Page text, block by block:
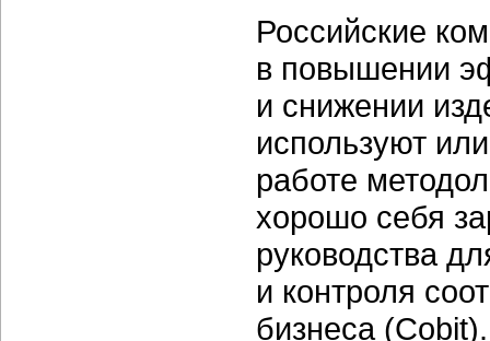
Российские
в повышении
и снижении
используют
работе
хорошо себя
руководства
и контроля
бизнеса (Cobit).